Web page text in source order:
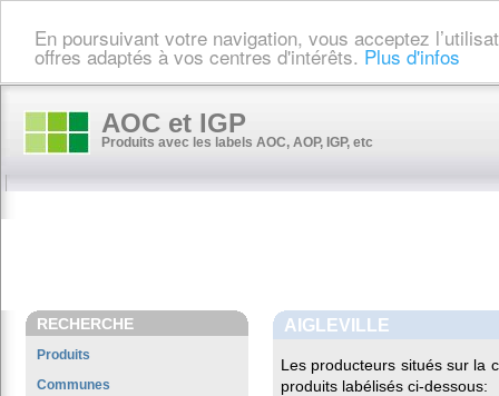
En poursuivant votre navigation, vous acceptez
offres adaptés à vos centres d'intérêts. Plus d'infos
AOC et IGP
Produits avec les labels AOC, AOP, IGP, etc
RECHERCHE
Produits
Communes
AIGLEVILLE
Les producteurs situés sur la
produits labélisés ci-dessous: